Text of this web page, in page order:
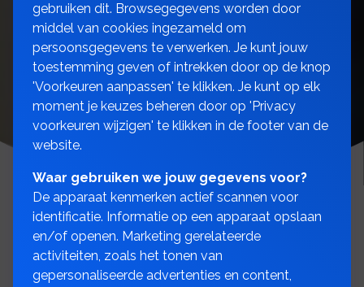
Daarom kies je voor onze
gebruiken dit. Browsegegevens worden door
middel van cookies ingezameld om
persoonsgegevens te verwerken. Je kunt jouw
toestemming geven of intrekken door op de knop
'Voorkeuren aanpassen' te klikken. Je kunt op elk
moment je keuzes beheren door op 'Privacy
voorkeuren wijzigen' te klikken in de footer van de
website.
Waar gebruiken we jouw gegevens voor?
De apparaat kenmerken actief scannen voor
identificatie. Informatie op een apparaat opslaan
en/of openen. Marketing gerelateerde
activiteiten, zoals het tonen van
gepersonaliseerde advertenties en content,